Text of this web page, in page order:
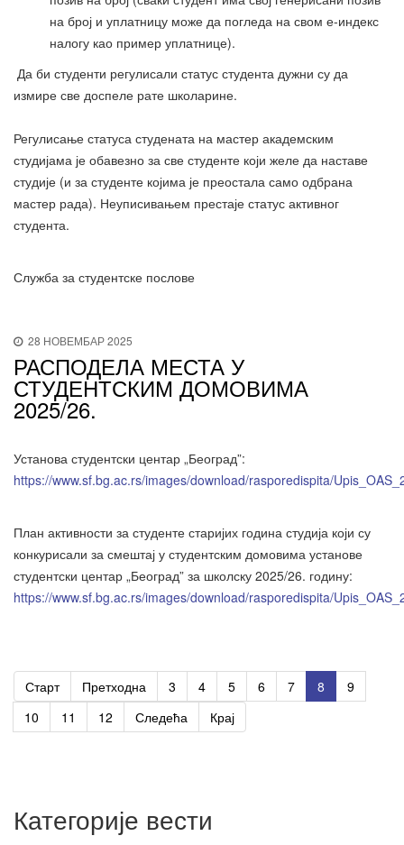
на број и уплатницу може да погледа на свом е-индекс
налогу као пример уплатнице).
Да би студенти регулисали статус студента дужни су да
измире све доспеле рате школарине.
Регулисање статуса студената на мастер академским
студијама је обавезно за све студенте који желе да наставе
студије (и за студенте којима је преостала само одбрана
мастер рада). Неуписивањем престаје статус активног
студента.
Служба за студентске послове
28 НОВЕМБАР 2025
РАСПОДЕЛА МЕСТА У
СТУДЕНТСКИМ ДОМОВИМА
2025/26.
Установа студентски центар „Београд”:
https://www.sf.bg.ac.rs/images/download/rasporedispita/
План активности за студенте старијих година студија који су
конкурисали за смештај у студентским домовима установе
студентски центар „Београд” за школску 2025/26. годину:
https://www.sf.bg.ac.rs/images/download/rasporedispita/
Старт Претходна 3 4 5 6 7 8
9
10
11 12 Следећа Крај
Категорије вести